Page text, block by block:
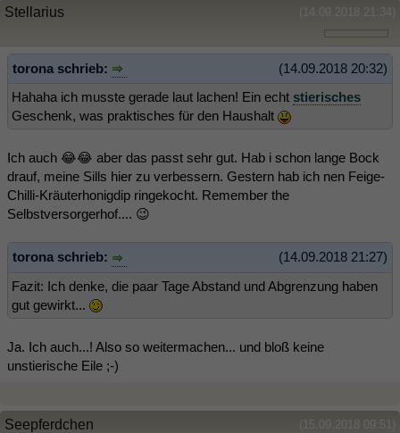
(14.09.2018 21:34)
Stellarius
(14.09.2018 20:32)
torona schrieb:
Hahaha ich musste gerade laut lachen! Ein echt stierisches
Geschenk, was praktisches für den Haushalt
Ich auch 😂😂 aber das passt sehr gut. Hab i schon lange Bock
drauf, meine Sills hier zu verbessern. Gestern hab ich nen Feige-
Chilli-Kräuterhonigdip ringekocht. Remember the
Selbstversorgerhof.... 😉
(14.09.2018 21:27)
torona schrieb:
Fazit: Ich denke, die paar Tage Abstand und Abgrenzung haben
gut gewirkt...
Ja. Ich auch...! Also so weitermachen... und bloß keine
unstierische Eile ;-)
(15.09.2018 09:51)
Seepferdchen